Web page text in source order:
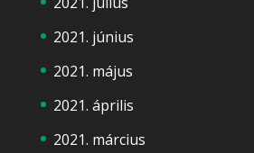
2021. június
2021. május
2021. április
2021. március